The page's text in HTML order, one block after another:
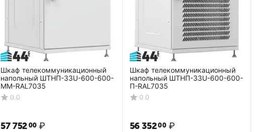
Шкаф телекоммуникационный
напольный ШТНП-33U-600-600-
ММ-RAL7035
0.0
57 75200 ₽
Шкаф телекоммуникационный
напольный ШТНП-33U-600-600-
П-RAL7035
0.0
56 35200 ₽